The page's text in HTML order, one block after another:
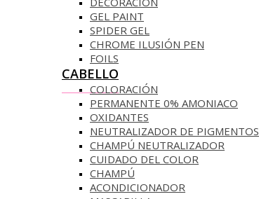
GEL PAINT
SPIDER GEL
CHROME ILUSIÓN PEN
FOILS
CABELLO
COLORACIÓN
PERMANENTE 0% AMONIACO
OXIDANTES
NEUTRALIZADOR DE PIGMENTOS
CHAMPÚ NEUTRALIZADOR
CUIDADO DEL COLOR
CHAMPÚ
ACONDICIONADOR